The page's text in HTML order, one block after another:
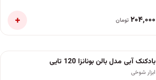
۲۰۴٬۰۰۰ تومان +
بادکنک آبی مدل بالن بونانزا 120 تایی
ابزار شوخی